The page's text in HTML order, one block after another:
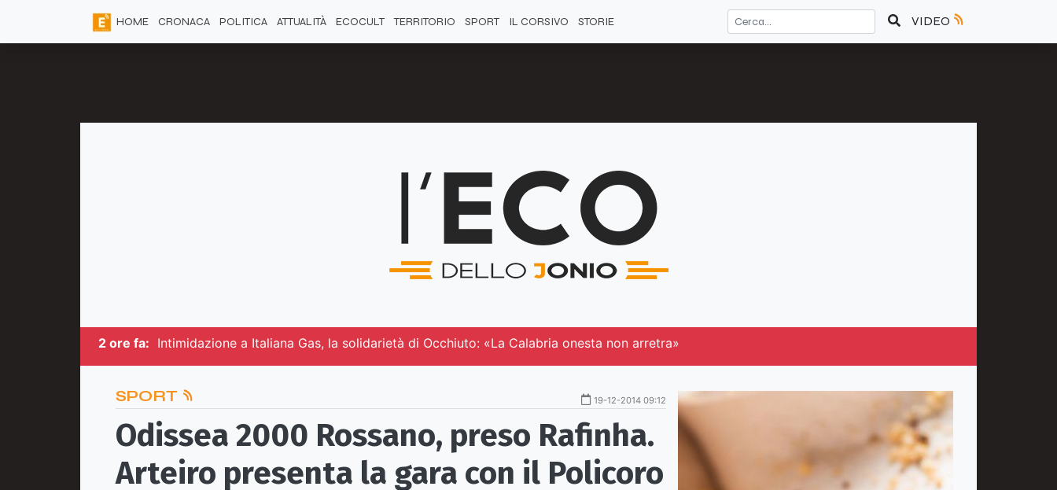
HOME CRONACA POLITICA ATTUALITÀ ECOCULT TERRITORIO SPORT IL CORSIVO STORIE VIDEO
2 ore fa: Intimidazione a Italiana Gas, la solidarietà di Occhiuto: «La Calabria onesta non arretra»
SPORT 19-12-2014 09:12
Odissea 2000 Rossano, preso Rafinha.
Arteiro presenta la gara con il Policoro